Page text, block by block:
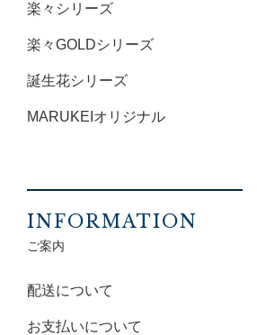
楽々シリーズ
楽々GOLDシリーズ
誕生花シリーズ
MARUKEIオリジナル
INFORMATION
ご案内
配送について
お支払いについて